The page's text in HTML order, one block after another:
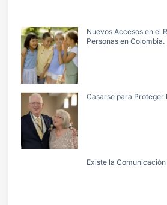
Nuevos Accesos en el
Personas en Colombia.
Casarse para Proteger
Existe la